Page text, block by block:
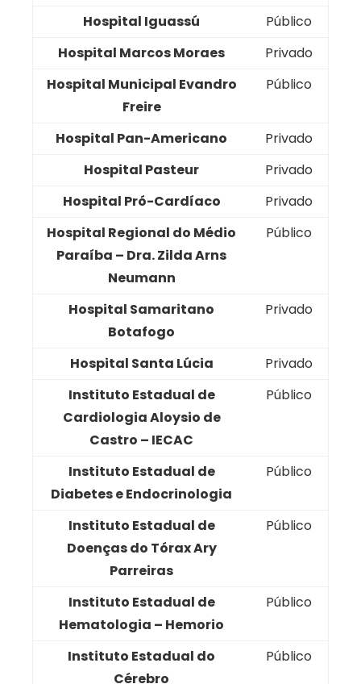
Hospital Iguassú
Público
Hospital Marcos Moraes
Privado
Hospital Municipal Evandro
Freire
Público
Hospital Pan-Americano
Privado
Hospital Pasteur
Privado
Hospital Pró-Cardíaco
Privado
Hospital Regional do Médio
Paraíba – Dra. Zilda Arns
Neumann
Público
Hospital Samaritano
Botafogo
Privado
Hospital Santa Lúcia
Privado
Instituto Estadual de
Cardiologia Aloysio de
Castro – IECAC
Público
Instituto Estadual de
Diabetes e Endocrinologia
Público
Instituto Estadual de
Doenças do Tórax Ary
Parreiras
Público
Instituto Estadual de
Hematologia – Hemorio
Público
Instituto Estadual do
Cérebro
Público